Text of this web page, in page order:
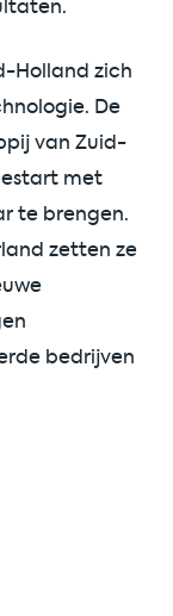
Holland zich
De
van Zuid-
met
te brengen.
zetten ze
bedrijven